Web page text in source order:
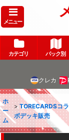
メニュー
カテゴリ パック別
クレカ
ホ
ー
ム
> TORECARDSコラ
ボデッキ販売